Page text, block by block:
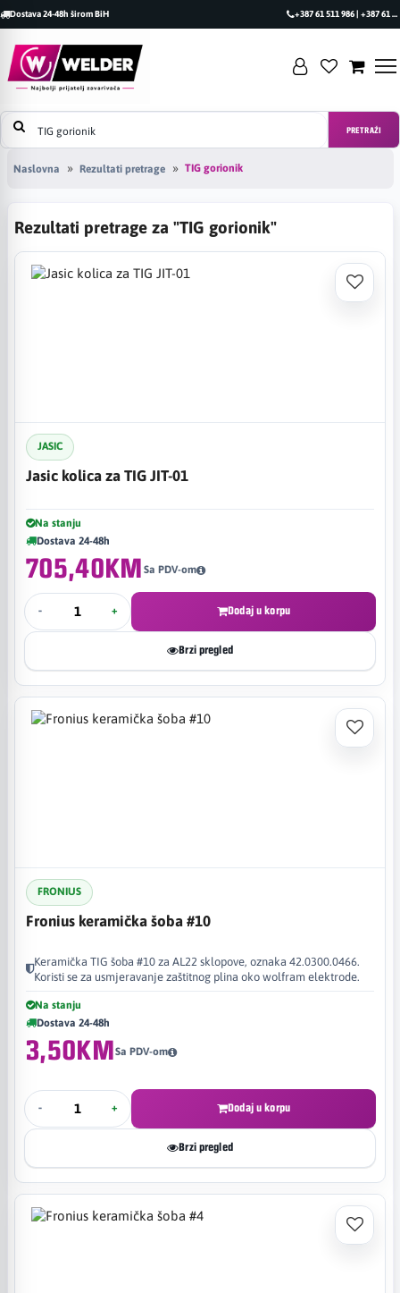
Dostava 24-48h širom BiH +387 61 511 986 | +387 61 493 470
PRETRAŽI
Naslovna Rezultati pretrage TIG gorionik
Rezultati pretrage za "TIG gorionik"
JASIC
Jasic kolica za TIG JIT-01
Na stanju
Dostava 24-48h
705,40KM Sa PDV-om
- + Dodaj u korpu
Brzi pregled
FRONIUS
Fronius keramička šoba #10
Keramička TIG šoba #10 za AL22 sklopove, oznaka 42.0300.0466.
Koristi se za usmjeravanje zaštitnog plina oko wolfram elektrode.
Na stanju
Dostava 24-48h
3,50KMSa PDV-om
- + Dodaj u korpu
Brzi pregled